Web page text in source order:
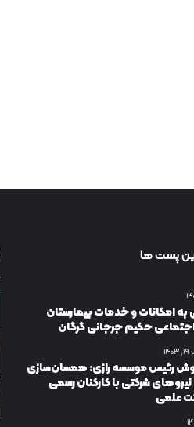
پست ها
امکانات و خدمات بیمارستان
حکیم جرجانی گرگان
رئیس موسسه رازی: همسان‌سازی
شرکتی با کارکنان رسمی
علمی